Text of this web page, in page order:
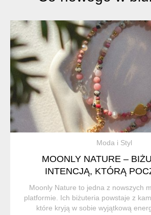
Moda i Styl
MOONLY NATURE –
INTENCJĄ, KTÓRĄ
Moonly Nature to jedna z nowszych
platformie. Ich biżuteria powstaje z
które kryją w sobie wyjątkową